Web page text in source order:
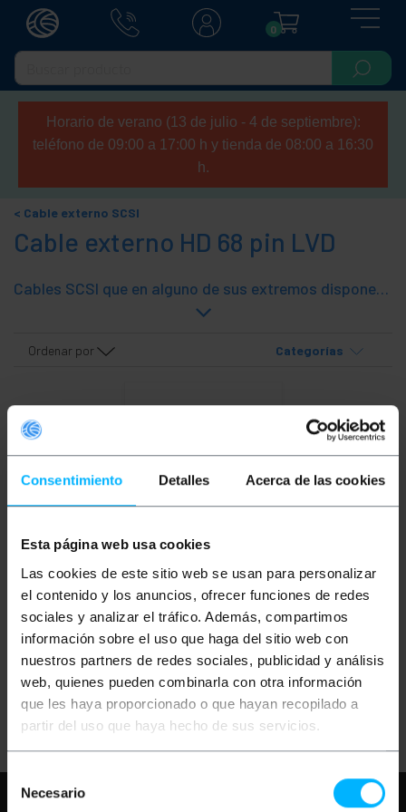
Consentimiento Detalles Acerca de las cookies
Esta página web usa cookies
Las cookies de este sitio web se usan para personalizar
el contenido y los anuncios, ofrecer funciones de redes
sociales y analizar el tráfico. Además, compartimos
información sobre el uso que haga del sitio web con
nuestros partners de redes sociales, publicidad y análisis
web, quienes pueden combinarla con otra información
que les haya proporcionado o que hayan recopilado a
partir del uso que haya hecho de sus servicios.
Selección
Necesario
0
Horario de verano (13 de julio - 4 de septiembre):
teléfono de 09:00 a 17:00 h y tienda de 08:00 a 16:30
h.
Cable externo SCSI
Cable externo HD 68 pin LVD
Cables SCSI que en alguno de sus extremos disponen de conector HD68-Pin y los cables son compatibles UltraSCSI LVD.
Ordenar por Categorías
OUTLET65%
BEMATIK
Cable
UltraSCSI (LVD) Externo
(HD68-M/H) 1.8m
PVP
10,37
3,63€
3,63€ IVA inc.
PVD
9,08
3,18€
Entrega inmediata REF: SS067
Cantidad
Necesita ayuda?